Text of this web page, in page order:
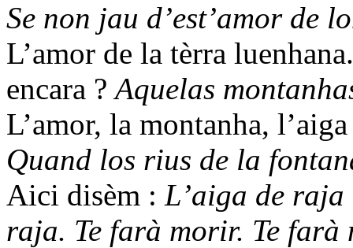
Se non jau d’est’amor de
L’amor de la tèrra
encara ?Aquelas
L’amor, la montanha,
Quand los rius de la
Aici disèm : L’aiga de
raja. Te farà morir. Te